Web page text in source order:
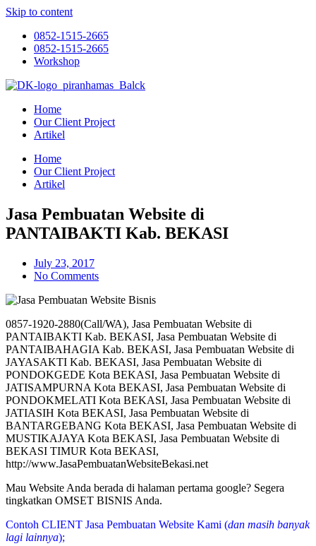
Skip to content
0852-1515-2665
0852-1515-2665
Workshop
Home
Our Client Project
Artikel
Home
Our Client Project
Artikel
Jasa Pembuatan Website di
PANTAIBAKTI Kab. BEKASI
July 23, 2017
No Comments
0857-1920-2880(Call/WA), Jasa Pembuatan Website di
PANTAIBAKTI Kab. BEKASI, Jasa Pembuatan Website di
PANTAIBAHAGIA Kab. BEKASI, Jasa Pembuatan Website di
JAYASAKTI Kab. BEKASI, Jasa Pembuatan Website di
PONDOKGEDE Kota BEKASI, Jasa Pembuatan Website di
JATISAMPURNA Kota BEKASI, Jasa Pembuatan Website di
PONDOKMELATI Kota BEKASI, Jasa Pembuatan Website di
JATIASIH Kota BEKASI, Jasa Pembuatan Website di
BANTARGEBANG Kota BEKASI, Jasa Pembuatan Website di
MUSTIKAJAYA Kota BEKASI, Jasa Pembuatan Website di
BEKASI TIMUR Kota BEKASI,
http://www.JasaPembuatanWebsiteBekasi.net
Mau Website Anda berada di halaman pertama google? Segera
tingkatkan OMSET BISNIS Anda.
Contoh CLIENT Jasa Pembuatan Website Kami (dan masih banyak
lagi lainnya);